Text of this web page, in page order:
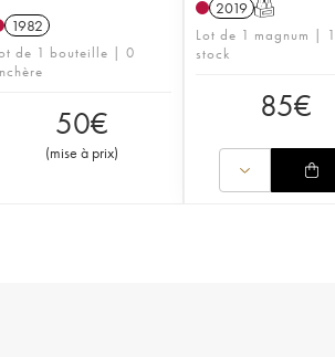
1982
de 1 bouteille | 0
50€
(mise à prix)
2019 T
Lot de 1 magnum |
stock
85€